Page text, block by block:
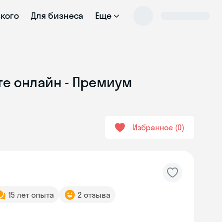
Для бизнеса Еще
онлайн - Премиум
Избранное 0
15 лет опыта 2 отзыва